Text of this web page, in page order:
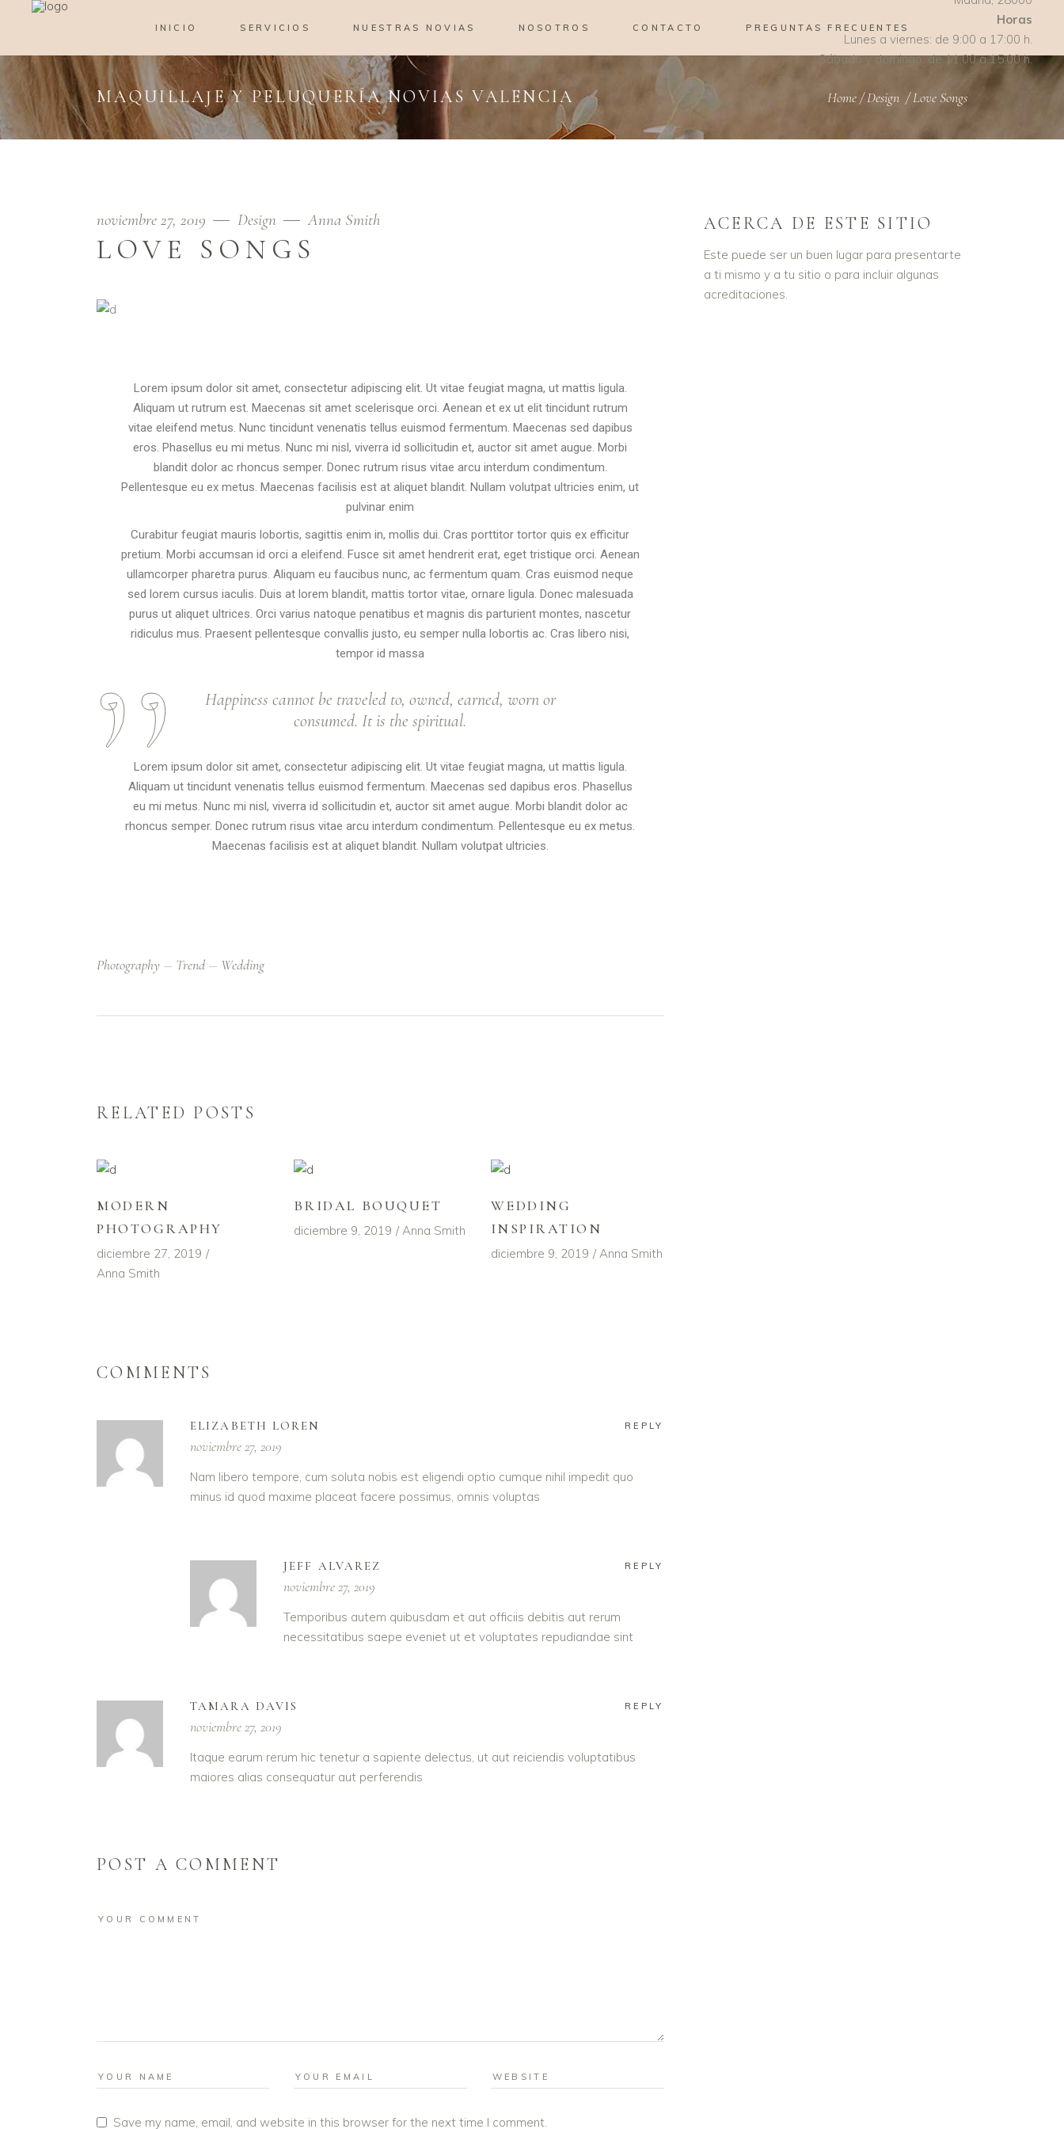
INICIO SERVICIOS NUESTRAS NOVIAS NOSOTROS CONTACTO PREGUNTAS FRECUENTES
Horas
Lunes a viernes: de 9:00 a 17:00 h.
Sábado y domingo: de 11:00 a 15:00 h.
MAQUILLAJE Y PELUQUERÍA NOVIAS VALENCIA Home/Design /Love Songs
noviembre 27, 2019 Design Anna Smith
LOVE SONGS
Lorem ipsum dolor sit amet, consectetur adipiscing elit. Ut vitae feugiat magna, ut mattis ligula.
Aliquam ut rutrum est. Maecenas sit amet scelerisque orci. Aenean et ex ut elit tincidunt rutrum
vitae eleifend metus. Nunc tincidunt venenatis tellus euismod fermentum. Maecenas sed dapibus
eros. Phasellus eu mi metus. Nunc mi nisl, viverra id sollicitudin et, auctor sit amet augue. Morbi
blandit dolor ac rhoncus semper. Donec rutrum risus vitae arcu interdum condimentum.
Pellentesque eu ex metus. Maecenas facilisis est at aliquet blandit. Nullam volutpat ultricies enim, ut
pulvinar enim
Curabitur feugiat mauris lobortis, sagittis enim in, mollis dui. Cras porttitor tortor quis ex efficitur
pretium. Morbi accumsan id orci a eleifend. Fusce sit amet hendrerit erat, eget tristique orci. Aenean
ullamcorper pharetra purus. Aliquam eu faucibus nunc, ac fermentum quam. Cras euismod neque
sed lorem cursus iaculis. Duis at lorem blandit, mattis tortor vitae, ornare ligula. Donec malesuada
purus ut aliquet ultrices. Orci varius natoque penatibus et magnis dis parturient montes, nascetur
ridiculus mus. Praesent pellentesque convallis justo, eu semper nulla lobortis ac. Cras libero nisi,
tempor id massa
Happiness cannot be traveled to, owned, earned, worn or
consumed. It is the spiritual.
Lorem ipsum dolor sit amet, consectetur adipiscing elit. Ut vitae feugiat magna, ut mattis ligula.
Aliquam ut tincidunt venenatis tellus euismod fermentum. Maecenas sed dapibus eros. Phasellus
eu mi metus. Nunc mi nisl, viverra id sollicitudin et, auctor sit amet augue. Morbi blandit dolor ac
rhoncus semper. Donec rutrum risus vitae arcu interdum condimentum. Pellentesque eu ex metus.
Maecenas facilisis est at aliquet blandit. Nullam volutpat ultricies.
Photography Trend Wedding
RELATED POSTS
MODERN
PHOTOGRAPHY
diciembre 27, 2019
Anna Smith
BRIDAL BOUQUET
diciembre 9, 2019 Anna Smith
WEDDING
INSPIRATION
diciembre 9, 2019 Anna Smith
COMMENTS
ELIZABETH LOREN REPLY
noviembre 27, 2019
Nam libero tempore, cum soluta nobis est eligendi optio cumque nihil impedit quo
minus id quod maxime placeat facere possimus, omnis voluptas
JEFF ALVAREZ REPLY
noviembre 27, 2019
Temporibus autem quibusdam et aut officiis debitis aut rerum
necessitatibus saepe eveniet ut et voluptates repudiandae sint
TAMARA DAVIS REPLY
noviembre 27, 2019
Itaque earum rerum hic tenetur a sapiente delectus, ut aut reiciendis voluptatibus
maiores alias consequatur aut perferendis
POST A COMMENT
Save my name, email, and website in this browser for the next time I comment.
ACERCA DE ESTE SITIO
Este puede ser un buen lugar para presentarte
a ti mismo y a tu sitio o para incluir algunas
acreditaciones.